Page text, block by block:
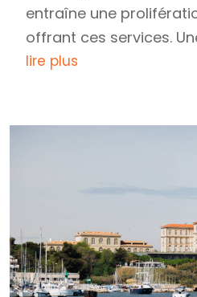
entraîne une
offrant ces services.
lire plus